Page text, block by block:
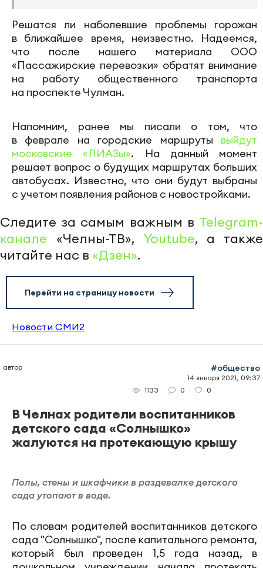
Решатся ли наболевшие проблемы горожан
в ближайшее время, неизвестно. Надеемся,
что после нашего материала ООО
«Пассажирские перевозки» обратят внимание
на работу общественного транспорта
на проспекте Чулман.
Напомним, ранее мы писали о том, что
в феврале на городские маршруты выйдут
московские «ЛИАЗы». На данный момент
решает вопрос о будущих маршрутах больших
автобусах. Известно, что они будут выбраны
с учетом появления районов с новостройками.
Следите за самым важным в Telegram-
канале «Челны-ТВ», Youtube, а также
читайте нас в «Дзен».
Перейти на страницу новости
Новости СМИ2
автор #общество
14 января 2021, 09:37
1133
0 0
В Челнах родители воспитанников
детского сада «Солнышко»
жалуются на протекающую крышу
Полы, стены и шкафчики в раздевалке детского
сада утопают в воде.
По словам родителей воспитанников детского
сада "Солнышко", после капитального ремонта,
который был проведен 1,5 года назад, в